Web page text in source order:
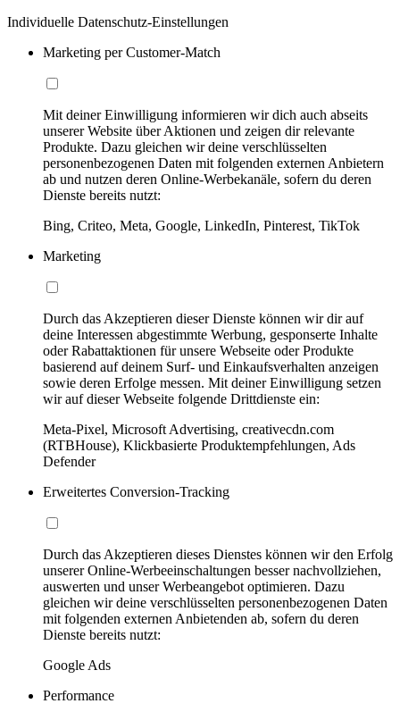
Individuelle Datenschutz-Einstellungen
Marketing per Customer-Match
Mit deiner Einwilligung informieren wir dich auch abseits
unserer Website über Aktionen und zeigen dir relevante
Produkte. Dazu gleichen wir deine verschlüsselten
personenbezogenen Daten mit folgenden externen Anbietern
ab und nutzen deren Online-Werbekanäle, sofern du deren
Dienste bereits nutzt:
Bing, Criteo, Meta, Google, LinkedIn, Pinterest, TikTok
Marketing
Durch das Akzeptieren dieser Dienste können wir dir auf
deine Interessen abgestimmte Werbung, gesponserte Inhalte
oder Rabattaktionen für unsere Webseite oder Produkte
basierend auf deinem Surf- und Einkaufsverhalten anzeigen
sowie deren Erfolge messen. Mit deiner Einwilligung setzen
wir auf dieser Webseite folgende Drittdienste ein:
Meta-Pixel, Microsoft Advertising, creativecdn.com
(RTBHouse), Klickbasierte Produktempfehlungen, Ads
Defender
Erweitertes Conversion-Tracking
Durch das Akzeptieren dieses Dienstes können wir den Erfolg
unserer Online-Werbeeinschaltungen besser nachvollziehen,
auswerten und unser Werbeangebot optimieren. Dazu
gleichen wir deine verschlüsselten personenbezogenen Daten
mit folgenden externen Anbietenden ab, sofern du deren
Dienste bereits nutzt:
Google Ads
Performance